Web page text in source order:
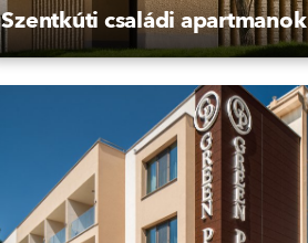
Szentkúti családi apartmanok